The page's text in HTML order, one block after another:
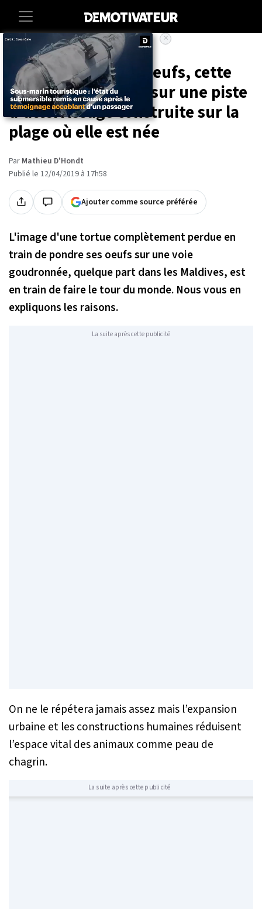
Societe Animaux
Venue pondre ses oeufs, cette
tortue se retrouve sur une piste
d'atterrissage construite sur la
plage où elle est née
Par Mathieu D'Hondt
Publié le 12/04/2019 à 17h58
Ajouter comme source préférée
L'image d'une tortue complètement perdue en
train de pondre ses oeufs sur une voie
goudronnée, quelque part dans les Maldives, est
en train de faire le tour du monde. Nous vous en
expliquons les raisons.
La suite après cette publicité
On ne le répétera jamais assez mais l’expansion
urbaine et les constructions humaines réduisent
l’espace vital des animaux comme peau de
chagrin.
La suite après cette publicité
×